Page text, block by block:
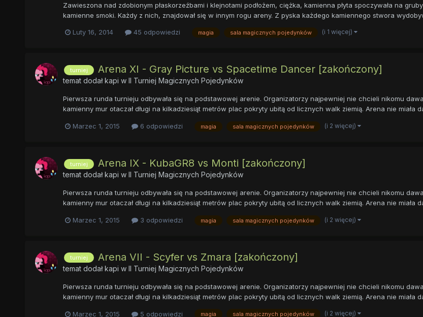
Zawieszona nad zdobionym płaskorzeźbami i klejnotami podłożem, ciężka, kamienna płyta spoczywała na
kamienne smoki. Każdy z nich, znajdował się w innym rogu areny. Z pyska każdego kamiennego stwora
Luty 16, 2014 45 odpowiedzi magia sala magicznych pojedynków (i 1 więcej)
turniej Arena XI - Gray Picture vs Spacetime Dancer [zakończony]
temat dodałkapi w II Turniej Magicznych Pojedynków
Pierwsza runda turnieju odbywała się na podstawowej arenie. Organizatorzy najpewniej nie chcieli nikomu
kamienny mur otaczał długi na kilkadziesiąt metrów plac pokryty ubitą od licznych walk ziemią. Arena nie miała
Marzec 1, 2015 6 odpowiedzi magia sala magicznych pojedynków (i 2 więcej)
turniej Arena IX - KubaGR8 vs Monti [zakończony]
temat dodałkapi w II Turniej Magicznych Pojedynków
Pierwsza runda turnieju odbywała się na podstawowej arenie. Organizatorzy najpewniej nie chcieli nikomu
kamienny mur otaczał długi na kilkadziesiąt metrów plac pokryty ubitą od licznych walk ziemią. Arena nie miała
Marzec 1, 2015 3 odpowiedzi magia sala magicznych pojedynków (i 2 więcej)
turniej Arena VII - Scyfer vs Zmara [zakończony]
temat dodałkapi w II Turniej Magicznych Pojedynków
Pierwsza runda turnieju odbywała się na podstawowej arenie. Organizatorzy najpewniej nie chcieli nikomu
kamienny mur otaczał długi na kilkadziesiąt metrów plac pokryty ubitą od licznych walk ziemią. Arena nie miała
Marzec 1, 2015 5 odpowiedzi magia sala magicznych pojedynków (i 2 więcej)